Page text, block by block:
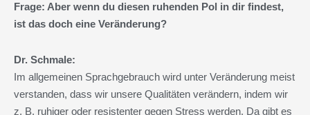
Frage: Aber wenn du diesen ruhenden Pol in dir findest,
ist das doch eine Veränderung?
Dr. Schmale:
Im allgemeinen Sprachgebrauch wird unter Veränderung meist
verstanden, dass wir unsere Qualitäten verändern, indem wir
z. B. ruhiger oder resistenter gegen Stress werden. Da gibt es